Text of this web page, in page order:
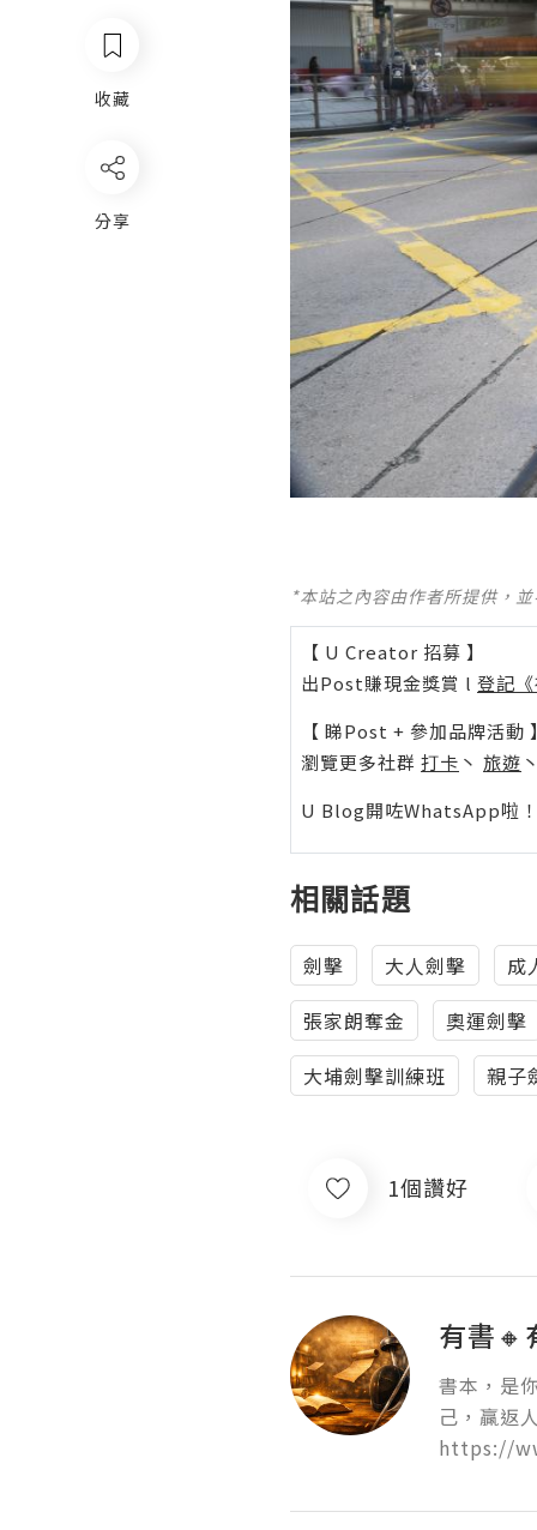
收藏
分享
*本站之內容由作者所提供，
【 U Creator 招募 】
出Post賺現金獎賞 l 登記
【 睇Post + 參加品牌活動
瀏覽更多社群 打卡 丶 旅遊
U Blog開咗WhatsApp啦
相關話題
劍擊 大人劍擊
成
張家朗奪金
奧運劍擊
大埔劍擊訓練班
親子
1個讚好
有書🔸
書本，是
己，贏返
https://